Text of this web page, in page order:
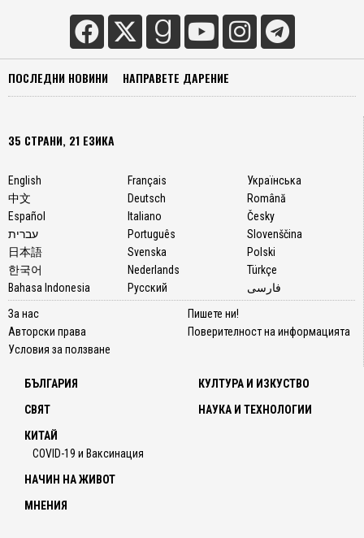
ПОСЛЕДНИ НОВИНИ НАПРАВЕТЕ ДАРЕНИЕ
35 СТРАНИ, 21 ЕЗИКА
English
中文
Español
עברית
日本語
한국어
Bahasa Indonesia
Français
Deutsch
Italiano
Português
Svenska
Nederlands
Русский
Українська
Română
Česky
Slovenščina
Polski
Türkçe
فارسی
За нас
Авторски права
Условия за ползване
Пишете ни!
Поверителност на информацията
БЪЛГАРИЯ
СВЯТ
КИТАЙ
COVID-19 и Ваксинация
КУЛТУРА И ИЗКУСТВО
НАУКА И ТЕХНОЛОГИИ
НАЧИН НА ЖИВОТ
МНЕНИЯ